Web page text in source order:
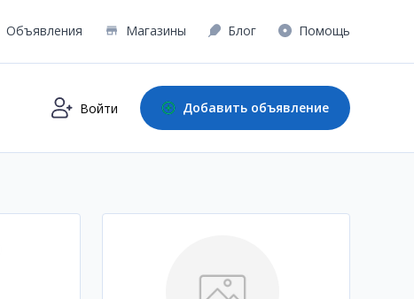
Объявления Магазины Блог Помощь
Войти Добавить объявление